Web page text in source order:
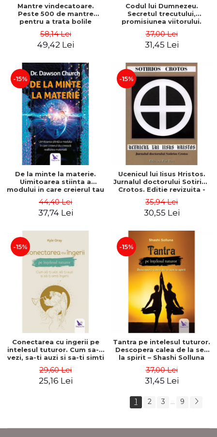
Mantre vindecatoare.
Peste 500 de mantre
pentru a trata bolile
(include CD) - Philippe
Barraqué
58,14 Lei
49,42 Lei
Codul lui Dumnezeu.
Secretul trecutului,
promisiunea viitorului.
Braden
37,00 Lei
31,45 Lei
-15%
De la minte la materie.
Uimitoarea stiinta a
modului in care creierul tau
materiala – Dr. Dawson
Church
44,40 Lei
37,74 Lei
-15%
Ucenicul lui Iisus Hristos.
Jurnalul doctorului Sotirios
Crotos. Editie revizuita -
35,94 Lei
30,55 Lei
-15%
Conectarea cu ingerii pe
intelesul tuturor. Cum sa-ti
vezi, sa-ti auzi si sa-ti simti
29,60 Lei
25,16 Lei
-15%
Tantra pe intelesul tuturor.
Descopera calea de la sex
la spirit – Shashi Solluna
37,00 Lei
31,45 Lei
1 2 3 ... 9